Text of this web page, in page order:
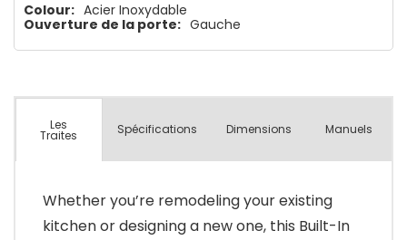
Colour: Acier Inoxydable
Ouverture de la porte: Gauche
Les
Traites Spécifications Dimensions Manuels
Whether you’re remodeling your existing
kitchen or designing a new one, this Built-In